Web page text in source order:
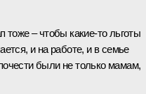
тоже – чтобы какие-то льготы
и на работе, и в семье
были не только мамам,